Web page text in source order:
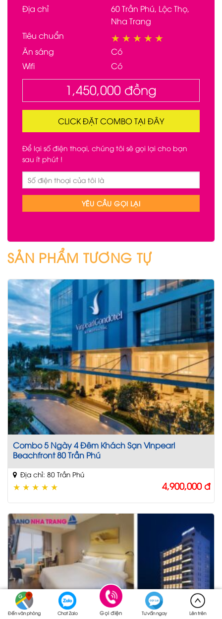
Địa chỉ
60 Trần Phú, Lộc Thọ,
Nha Trang
Tiêu chuẩn
★ ★ ★ ★ ★
Ăn sáng
Có
Wifi
Có
1,450,000 đồng
CLICK ĐẶT COMBO TẠI ĐÂY
Để lại số điện thoại, chúng tôi sẽ gọi lại cho bạn
sau ít phút !
SẢN PHẨM TƯƠNG TỰ
Combo 5 Ngày 4 Đêm Khách Sạn Vinpearl
Beachfront 80 Trần Phú
Địa chỉ: 80 Trần Phú
★ ★ ★ ★ ★ 4,900,000đ
Đến văn phòng Chat Zalo Gọi điện Tư vấn ngay Lên trên